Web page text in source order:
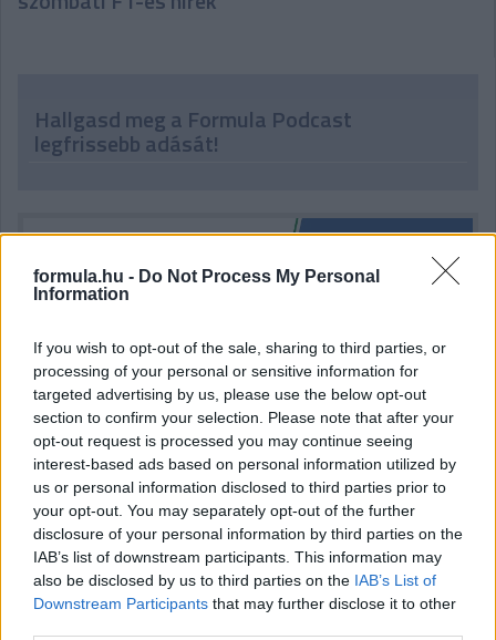
formula.hu - Do Not Process My Personal
Information
If you wish to opt-out of the sale, sharing to third parties, or
processing of your personal or sensitive information for
targeted advertising by us, please use the below opt-out
section to confirm your selection. Please note that after your
opt-out request is processed you may continue seeing
interest-based ads based on personal information utilized by
us or personal information disclosed to third parties prior to
your opt-out. You may separately opt-out of the further
disclosure of your personal information by third parties on the
IAB’s list of downstream participants. This information may
also be disclosed by us to third parties on the IAB’s List of
Downstream Participants that may further disclose it to other
Hallgasd meg a Formula Podcast
legfrissebb adását!
Kövess minket a Facebookon